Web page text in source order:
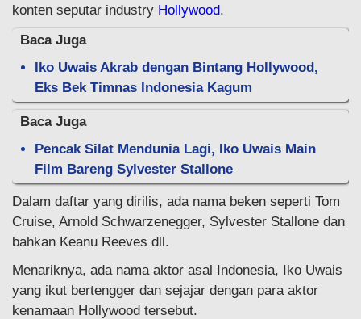
konten seputar industry Hollywood.
Baca Juga
Iko Uwais Akrab dengan Bintang Hollywood,
Eks Bek Timnas Indonesia Kagum
Baca Juga
Pencak Silat Mendunia Lagi, Iko Uwais Main
Film Bareng Sylvester Stallone
Dalam daftar yang dirilis, ada nama beken seperti Tom
Cruise, Arnold Schwarzenegger, Sylvester Stallone dan
bahkan Keanu Reeves dll.
Menariknya, ada nama aktor asal Indonesia, Iko Uwais
yang ikut bertengger dan sejajar dengan para aktor
kenamaan Hollywood tersebut.